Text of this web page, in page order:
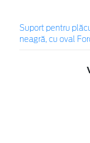
Suport pentru
neagră, cu oval